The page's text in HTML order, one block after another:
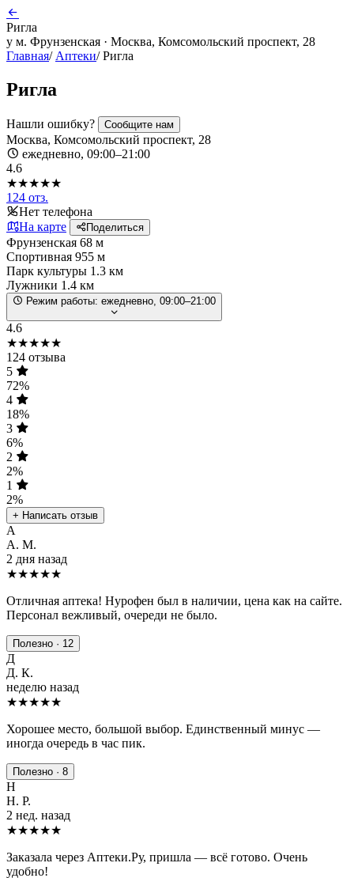
Ригла
у м. Фрунзенская · Москва, Комсомольский проспект, 28
Главная/ Аптеки/ Ригла
Ригла
Нашли ошибку? Сообщите нам
Москва, Комсомольский проспект, 28
ежедневно, 09:00–21:00
4.6
★★★★★
124 отз.
Нет телефона
На карте
Поделиться
Фрунзенская 68 м
Спортивная 955 м
Парк культуры 1.3 км
Лужники 1.4 км
Режим работы: ежедневно, 09:00–21:00
4.6
★★★★★
124 отзыва
5
72%
4
18%
3
6%
2
2%
1
2%
+ Написать отзыв
А
А. М.
2 дня назад
★★★★★
Отличная аптека! Нурофен был в наличии, цена как на сайте.
Персонал вежливый, очереди не было.
Полезно · 12
Д
Д. К.
неделю назад
★★★★★
Хорошее место, большой выбор. Единственный минус —
иногда очередь в час пик.
Полезно · 8
Н
Н. Р.
2 нед. назад
★★★★★
Заказала через Аптеки.Ру, пришла — всё готово. Очень
удобно!